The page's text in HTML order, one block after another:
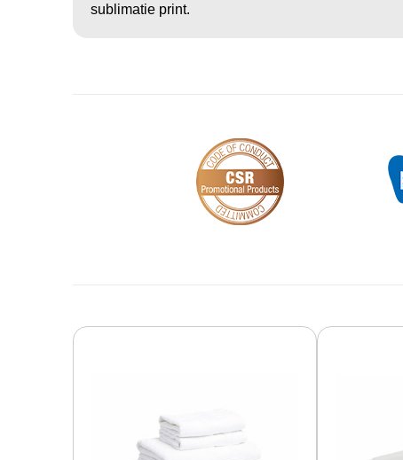
sublimatie print.